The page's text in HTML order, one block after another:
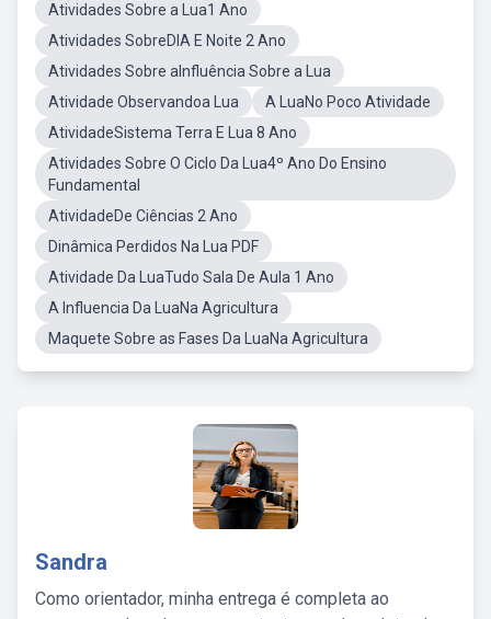
Atividades Sobre a Lua1 Ano
Atividades SobreDIA E Noite 2 Ano
Atividades Sobre aInfluência Sobre a Lua
Atividade Observandoa Lua
A LuaNo Poco Atividade
AtividadeSistema Terra E Lua 8 Ano
Atividades Sobre O Ciclo Da Lua4º Ano Do Ensino
Fundamental
AtividadeDe Ciências 2 Ano
Dinâmica Perdidos Na Lua PDF
Atividade Da LuaTudo Sala De Aula 1 Ano
A Influencia Da LuaNa Agricultura
Maquete Sobre as Fases Da LuaNa Agricultura
Sandra
Como orientador, minha entrega é completa ao